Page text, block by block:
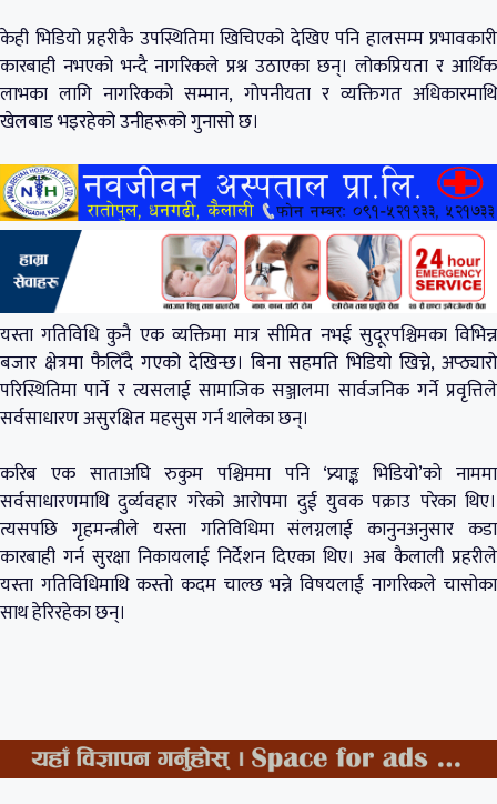
केही भिडियो प्रहरीकै उपस्थितिमा खिचिएको देखिए पनि हालसम्म प्रभावकारी
कारबाही नभएको भन्दै नागरिकले प्रश्न उठाएका छन्। लोकप्रियता र आर्थिक
लाभका लागि नागरिकको सम्मान, गोपनीयता र व्यक्तिगत अधिकारमाथि
खेलबाड भइरहेको उनीहरूको गुनासो छ।
यस्ता गतिविधि कुनै एक व्यक्तिमा मात्र सीमित नभई सुदूरपश्चिमका विभिन्न
बजार क्षेत्रमा फैलिँदै गएको देखिन्छ। बिना सहमति भिडियो खिच्ने, अप्ठ्यारो
परिस्थितिमा पार्ने र त्यसलाई सामाजिक सञ्जालमा सार्वजनिक गर्ने प्रवृत्तिले
सर्वसाधारण असुरक्षित महसुस गर्न थालेका छन्।
करिब एक साताअघि रुकुम पश्चिममा पनि ‘प्र्याङ्क भिडियो’को नाममा
सर्वसाधारणमाथि दुर्व्यवहार गरेको आरोपमा दुई युवक पक्राउ परेका थिए।
त्यसपछि गृहमन्त्रीले यस्ता गतिविधिमा संलग्नलाई कानुनअनुसार कडा
कारबाही गर्न सुरक्षा निकायलाई निर्देशन दिएका थिए। अब कैलाली प्रहरीले
यस्ता गतिविधिमाथि कस्तो कदम चाल्छ भन्ने विषयलाई नागरिकले चासोका
साथ हेरिरहेका छन्।